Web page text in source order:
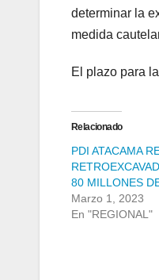
determinar la
medida
El plazo para
Relacionado
PDI ATACAMA
80 MILLONES
Marzo 1, 2023
En "REGIONAL"